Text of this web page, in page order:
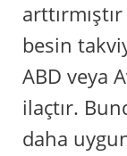
besin
ABD veya
ilaçtır.
daha